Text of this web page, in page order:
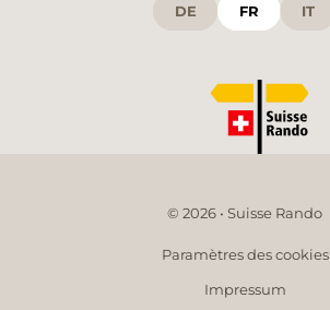
DE FR IT
© 2026 • Suisse Rando
Paramètres des cookies
Impressum